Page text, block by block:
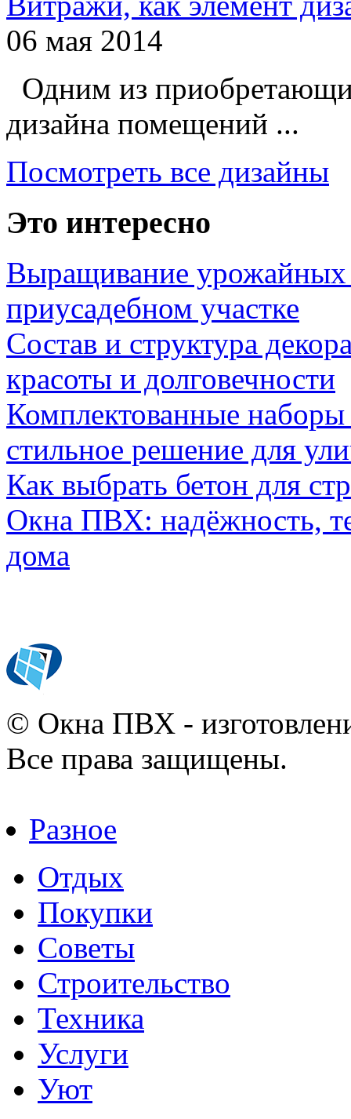
06 мая 2014
Одним из
дизайна помещений ...
Посмотреть все дизайны
Это интересно
Выращивание урожайных
приусадебном участке
Состав и структура
красоты и долговечности
Комплектованные наборы
стильное решение для
Как выбрать бетон для
Окна ПВХ: надёжность,
дома
© Окна ПВХ -
Все права защищены.
Разное
Отдых
Покупки
Советы
Строительство
Техника
Услуги
Уют